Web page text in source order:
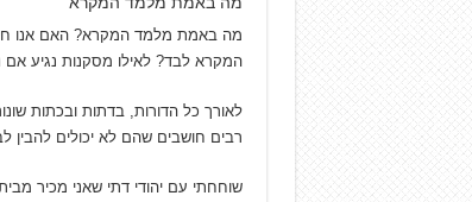
מה באמת מלמד המקרא? האם אנו
המקרא לבד? לאילו מסקנות נגיע
לאורך כל הדורות, בדתות ובכתות
רבים חושבים שהם לא יכולים להבין
שוחחתי עם יהודי דתי שאני מכיר